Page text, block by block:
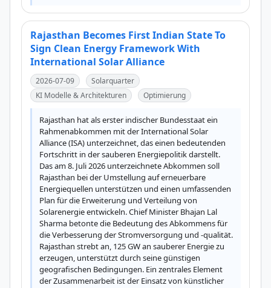
Rajasthan Becomes First Indian State To
Sign Clean Energy Framework With
International Solar Alliance
2026-07-09
Solarquarter
KI Modelle & Architekturen
Optimierung
Rajasthan hat als erster indischer Bundesstaat ein
Rahmenabkommen mit der International Solar
Alliance (ISA) unterzeichnet, das einen bedeutenden
Fortschritt in der sauberen Energiepolitik darstellt.
Das am 8. Juli 2026 unterzeichnete Abkommen soll
Rajasthan bei der Umstellung auf erneuerbare
Energiequellen unterstützen und einen umfassenden
Plan für die Erweiterung und Verteilung von
Solarenergie entwickeln. Chief Minister Bhajan Lal
Sharma betonte die Bedeutung des Abkommens für
die Verbesserung der Stromversorgung und -qualität.
Rajasthan strebt an, 125 GW an sauberer Energie zu
erzeugen, unterstützt durch seine günstigen
geografischen Bedingungen. Ein zentrales Element
der Zusammenarbeit ist der Einsatz von künstlicher